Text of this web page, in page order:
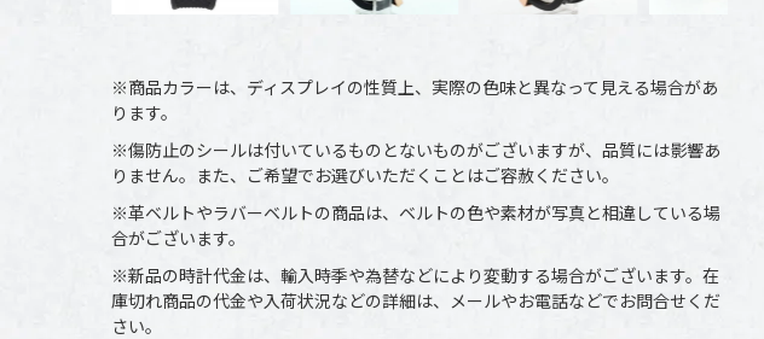
※商品カラーは、ディスプレイの性質上、実際の色味と異なって見える場合があ
ります。
※傷防止のシールは付いているものとないものがございますが、品質には影響あ
りません。また、ご希望でお選びいただくことはご容赦ください。
※革ベルトやラバーベルトの商品は、ベルトの色や素材が写真と相違している場
合がございます。
※新品の時計代金は、輸入時季や為替などにより変動する場合がございます。在
庫切れ商品の代金や入荷状況などの詳細は、メールやお電話などでお問合せくだ
さい。